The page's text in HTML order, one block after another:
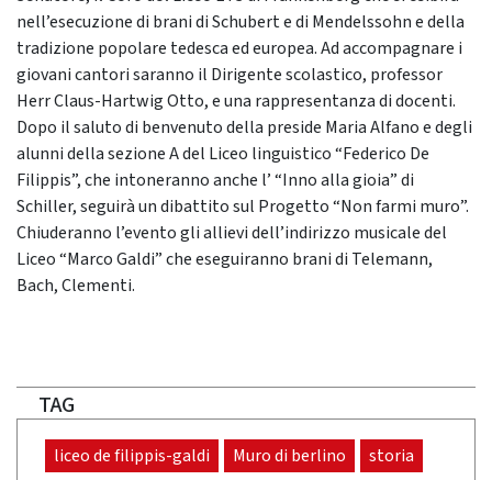
nell’esecuzione di brani di Schubert e di Mendelssohn e della
tradizione popolare tedesca ed europea. Ad accompagnare i
giovani cantori saranno il Dirigente scolastico, professor
Herr Claus-Hartwig Otto, e una rappresentanza di docenti.
Dopo il saluto di benvenuto della preside Maria Alfano e degli
alunni della sezione A del Liceo linguistico “Federico De
Filippis”, che intoneranno anche l’ “Inno alla gioia” di
Schiller, seguirà un dibattito sul Progetto “Non farmi muro”.
Chiuderanno l’evento gli allievi dell’indirizzo musicale del
Liceo “Marco Galdi” che eseguiranno brani di Telemann,
Bach, Clementi.
TAG
liceo de filippis-galdi Muro di berlino storia